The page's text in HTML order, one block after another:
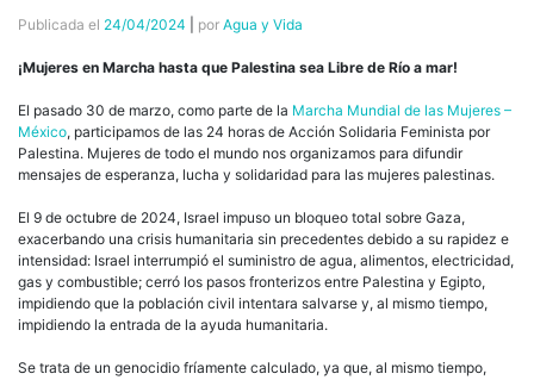
Publicada el 24/04/2024 por Agua y Vida
¡Mujeres en Marcha hasta que Palestina sea Libre de Río a mar!
El pasado 30 de marzo, como parte de la Marcha Mundial de las Mujeres –
México, participamos de las 24 horas de Acción Solidaria Feminista por
Palestina. Mujeres de todo el mundo nos organizamos para difundir
mensajes de esperanza, lucha y solidaridad para las mujeres palestinas.
El 9 de octubre de 2024, Israel impuso un bloqueo total sobre Gaza,
exacerbando una crisis humanitaria sin precedentes debido a su rapidez e
intensidad: Israel interrumpió el suministro de agua, alimentos, electricidad,
gas y combustible; cerró los pasos fronterizos entre Palestina y Egipto,
impidiendo que la población civil intentara salvarse y, al mismo tiempo,
impidiendo la entrada de la ayuda humanitaria.
Se trata de un genocidio fríamente calculado, ya que, al mismo tiempo,